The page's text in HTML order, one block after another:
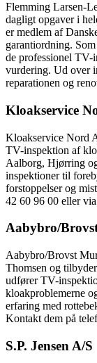
Flemming Larsen-
dagligt opgaver i
er medlem af
garantiordning.
de professionel TV-
vurdering. Ud over
reparationen og
Kloakservice
Kloakservice Nord
TV-inspektion af
Aalborg, Hjørring
inspektioner til
forstoppelser og
42 60 96 00 eller
Aabybro/
Aabybro/Brovst
Thomsen og
udfører TV-
kloakproblemerne
erfaring med
Kontakt dem på
S.P. Jensen A/S